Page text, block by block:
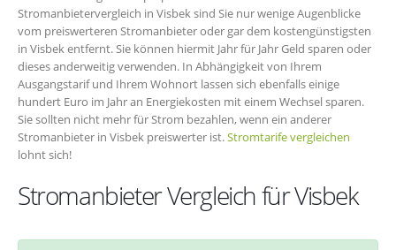
Stromanbietervergleich in Visbek sind Sie nur wenige Augenblicke
vom preiswerteren Stromanbieter oder gar dem kostengünstigsten
in Visbek entfernt. Sie können hiermit Jahr für Jahr Geld sparen oder
dieses anderweitig verwenden. In Abhängigkeit von Ihrem
Ausgangstarif und Ihrem Wohnort lassen sich ebenfalls einige
hundert Euro im Jahr an Energiekosten mit einem Wechsel sparen.
Sie sollten nicht mehr für Strom bezahlen, wenn ein anderer
Stromanbieter in Visbek preiswerter ist.Stromtarife vergleichen
lohnt sich!
Stromanbieter Vergleich für Visbek